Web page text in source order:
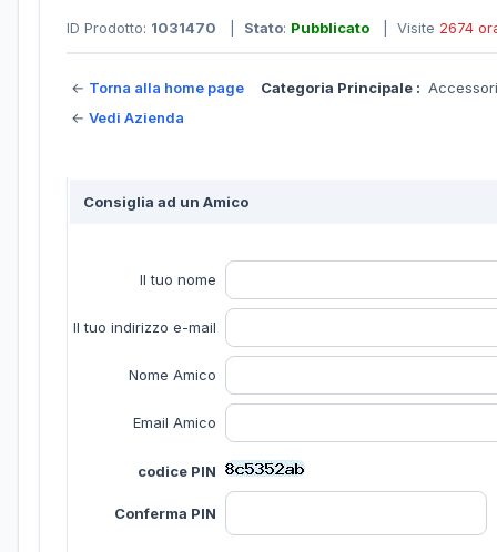
ID Prodotto: 1031470 Stato: Pubblicato | Visite 2674
← Torna alla home page
← Vedi Azienda
Categoria Principale :
Consiglia ad un Amico
Il tuo nome
Il tuo indirizzo e-mail
Nome Amico
Email Amico
codice PIN
Conferma PIN